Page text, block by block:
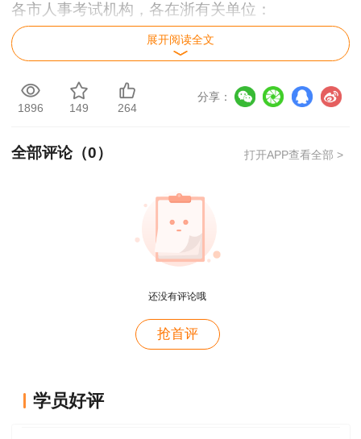
各市人事考试机构，各在浙有关单位：
根据中国工程咨询协会、人社部人事考试中心
格考试考务工作的通知》（中咨协资信〔2024〕5
告知承诺制工作规程》（人考中心函〔2021〕1
程师（投资）职业资格考试考务工作有关事项通知
一、考试时间及考点
上午9:00—11:30宏观经济政策与发展规划
4月14日
展开阅读全文
1896 149 264
分享：
全部评论（0） 打开APP查看全部 >
还没有评论哦
抢首评
学员好评
就是冲着林老师而来~~哈哈哈
用户47****66